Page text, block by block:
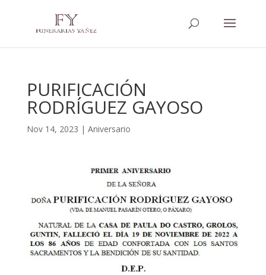
PURIFICACIÓN
RODRÍGUEZ GAYOSO
Nov 14, 2023 | Aniversario